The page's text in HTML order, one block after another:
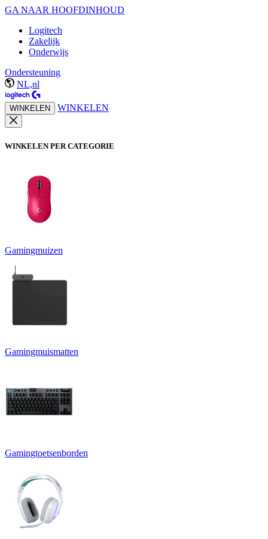
GA NAAR HOOFDINHOUD
Logitech
Zakelijk
Onderwijs
Ondersteuning
NL,nl
WINKELEN WINKELEN
WINKELEN PER CATEGORIE
Gamingmuizen
Gamingmuismatten
Gamingtoetsenborden